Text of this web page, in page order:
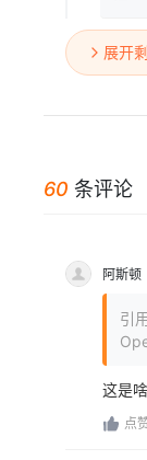
展开
60 条评论
阿斯顿
引
这是
点